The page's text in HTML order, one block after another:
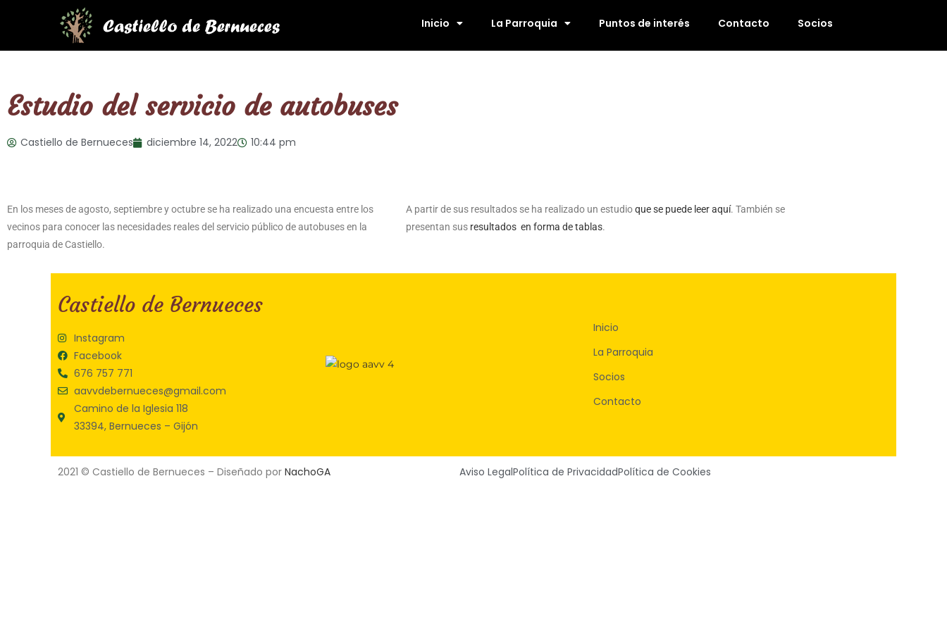
Inicio La Parroquia Puntos de interés Contacto Socios
Estudio del servicio de autobuses
Castiello de Bernueces diciembre 14, 2022 10:44 pm
En los meses de agosto, septiembre y octubre se ha realizado una encuesta entre los
vecinos para conocer las necesidades reales del servicio público de autobuses en la
parroquia de Castiello.
A partir de sus resultados se ha realizado un estudioque se puede leer aquí. También se
presentan sus resultados en forma de tablas.
Castiello de Bernueces
Instagram
Facebook
676 757 771
aavvdebernueces@gmail.com
Camino de la Iglesia 118
33394, Bernueces – Gijón
Inicio
La Parroquia
Socios
Contacto
2021 © Castiello de Bernueces – Diseñado por NachoGA Aviso LegalPolítica de PrivacidadPolítica de Cookies